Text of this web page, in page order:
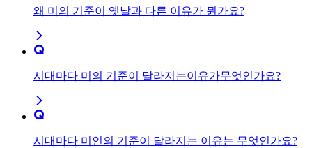
왜 미의 기준이 옛날과 다른 이유가 뭔가요?
시대마다 미의 기준이 달라지는이유가무엇인가요?
시대마다 미인의 기준이 달라지는 이유는 무엇인가요?